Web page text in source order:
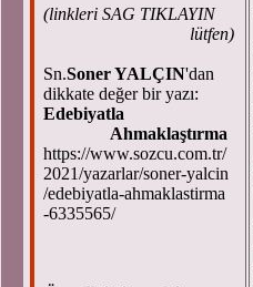
(linkleri SAG TIKLAYIN
lütfen)
Sn.Soner YALÇIN'dan
dikkate değer bir yazı:
Edebiyatla
Ahmaklaştırma
https://www.sozcu.com.tr/
2021/yazarlar/soner-yalcin
/edebiyatla-ahmaklastirma
-6335565/